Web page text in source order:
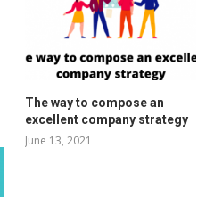
The way to compose an
excellent company strategy
June 13, 2021